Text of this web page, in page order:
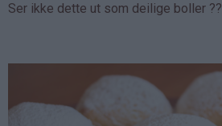
Ser ikke dette ut som deilige boller ??